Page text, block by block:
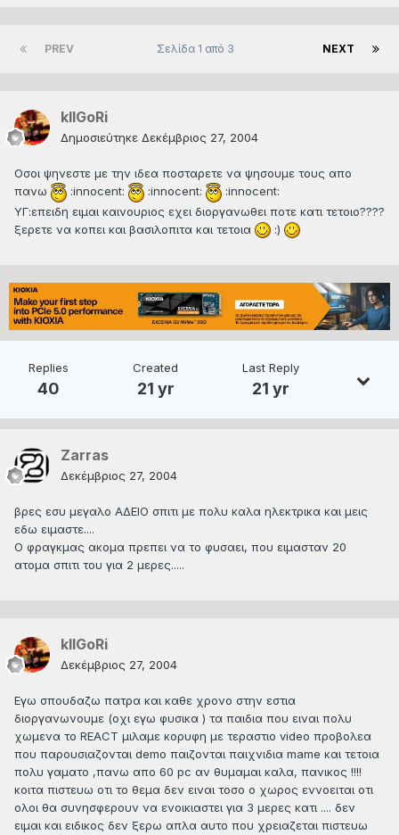
PREV NEXT
Σελίδα 1 από 3
kIlGoRi
Δημοσιεύτηκε Δεκέμβριος 27, 2004
Οσοι ψηνεστε με την ιδεα ποσταρετε να ψησουμε τους απο
πανω
:innocent: :innocent:
:innocent:
ΥΓ:επειδη ειμαι καινουριος εχει διοργανωθει ποτε κατι τετοιο????
ξερετε να κοπει και βασιλοπιτα και τετοια
:)
Replies
40
Created
21 yr
Last Reply
21 yr
Zarras
Δεκέμβριος 27, 2004
βρες εσυ μεγαλο ΑΔΕΙΟ σπιτι με πολυ καλα ηλεκτρικα και μεις
εδω ειμαστε....
Ο φραγκμας ακομα πρεπει να το φυσαει, που ειμασταν 20
ατομα σπιτι του για 2 μερες.....
kIlGoRi
Δεκέμβριος 27, 2004
Εγω σπουδαζω πατρα και καθε χρονο στην εστια
διοργανωνουμε (οχι εγω φυσικα ) τα παιδια που ειναι πολυ
χωμενα το REACT μιλαμε κορυφη με τεραστιο video προβολεα
που παρουσιαζονται demo παιζονται παιχνιδια mame και τετοια
πολυ γαματο ,πανω απο 60 pc αν θυμαμαι καλα, πανικος !!!!
κοιτα πιστευω οτι το θεμα δεν ειναι τοσο ο χωρος εννοειται οτι
ολοι θα συνησφερουν να ενοικιαστει για 3 μερες κατι .... δεν
ειμαι και ειδικος δεν ξερω απλα αυτο που χρειαζεται πιστευω